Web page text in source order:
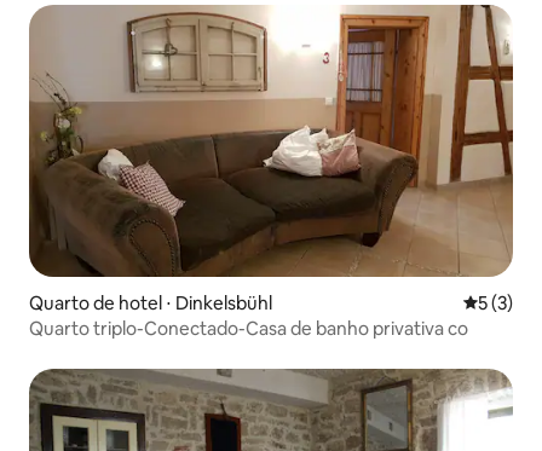
Quarto de hotel ⋅ Dinkelsbühl 5 de
5 (3)
Quarto triplo-Conectado-Casa de banho privativa co